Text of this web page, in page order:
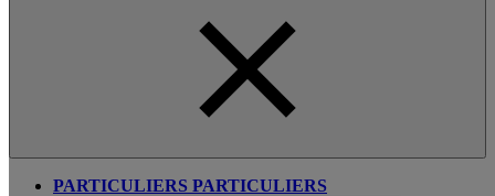
PARTICULIERS PARTICULIERS